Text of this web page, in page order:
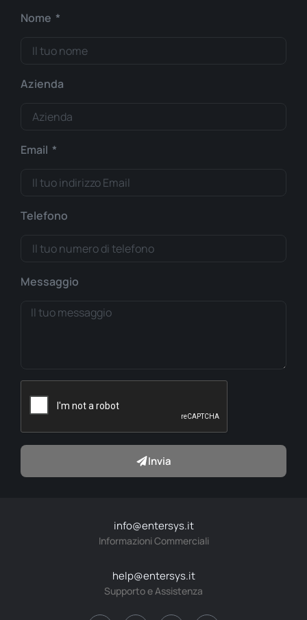
info@entersys.it
Informazioni Commerciali
help@entersys.it
Supporto e Assistenza
Nome
Azienda
Email
Telefono
Messaggio
Invia